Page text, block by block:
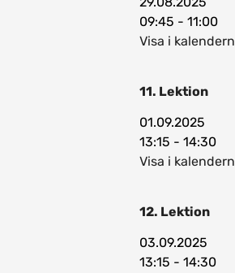
09:45 - 11:00
Visa i kalendern
11. Lektion
01.09.2025
13:15 - 14:30
Visa i kalendern
12. Lektion
03.09.2025
13:15 - 14:30